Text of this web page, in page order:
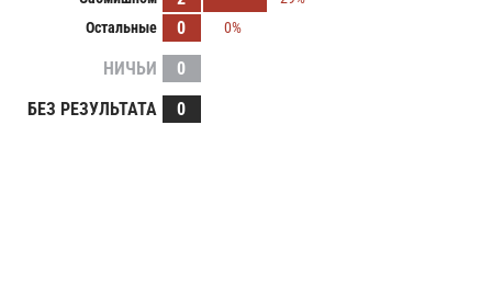
Остальные
0 0%
НИЧЬИ
0
БЕЗ РЕЗУЛЬТАТА
0